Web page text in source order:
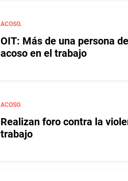
ACOSO.
OIT: Más de una persona
acoso en el trabajo
ACOSO.
Realizan foro contra la
trabajo